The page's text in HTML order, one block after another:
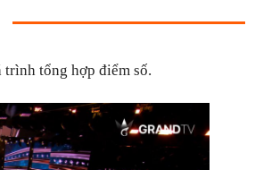
tổng hợp điểm số.